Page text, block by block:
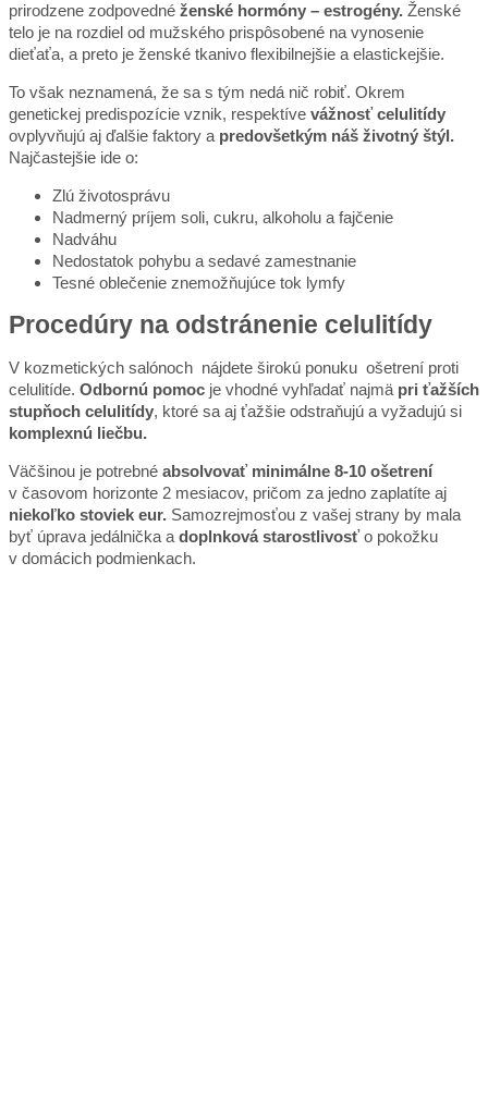
prirodzene zodpovedné ženské hormóny – estrogény. Ženské
telo je na rozdiel od mužského prispôsobené na vynosenie
dieťaťa, a preto je ženské tkanivo flexibilnejšie a elastickejšie.
To však neznamená, že sa s tým nedá nič robiť. Okrem
genetickej predispozície vznik, respektíve vážnosť celulitídy
ovplyvňujú aj ďalšie faktory a predovšetkým náš životný štýl.
Najčastejšie ide o:
Zlú životosprávu
Nadmerný príjem soli, cukru, alkoholu a fajčenie
Nadváhu
Nedostatok pohybu a sedavé zamestnanie
Tesné oblečenie znemožňujúce tok lymfy
Procedúry na odstránenie celulitídy
V kozmetických salónoch nájdete širokú ponuku ošetrení proti
celulitíde. Odbornú pomoc je vhodné vyhľadať najmä pri ťažších
stupňoch celulitídy, ktoré sa aj ťažšie odstraňujú a vyžadujú si
komplexnú liečbu.
Väčšinou je potrebné absolvovať minimálne 8-10 ošetrení
v časovom horizonte 2 mesiacov, pričom za jedno zaplatíte aj
niekoľko stoviek eur. Samozrejmosťou z vašej strany by mala
byť úprava jedálnička a doplnková starostlivosťo pokožku
v domácich podmienkach.